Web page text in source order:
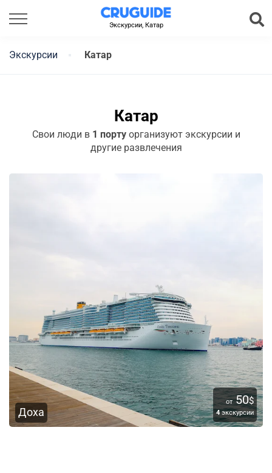
Экскурсии, Катар
Экскурсии Катар
Катар
Свои люди в 1 портуорганизуют экскурсии и
другие развлечения
Доха
от50$
4экскурсии